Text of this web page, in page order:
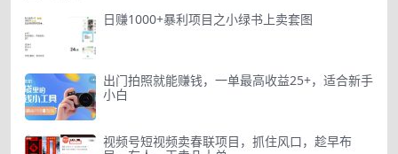
日赚1000+暴利项目之小绿书上卖套图
出门拍照就能赚钱，一单最高收益25+，适合新手
小白
视频号短视频卖春联项目，抓住风口，趁早布